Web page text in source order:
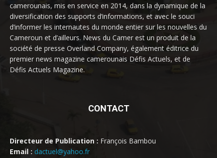
camerounais, mis en service en 2014, dans la dynamique de la
diversification des supports d’informations, et avec le souci
d’informer les internautes du monde entier sur les nouvelles du
Cameroun et d’ailleurs. News du Camer est un produit de la
société de presse Overland Company, également éditrice du
premier news magazine camerounais Défis Actuels, et de
Défis Actuels Magazine.
CONTACT
Directeur de Publication : François Bambou
Email : dactuel@yahoo.fr